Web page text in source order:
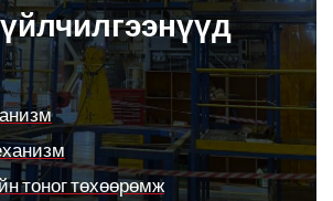
тоног төхөөрөмж